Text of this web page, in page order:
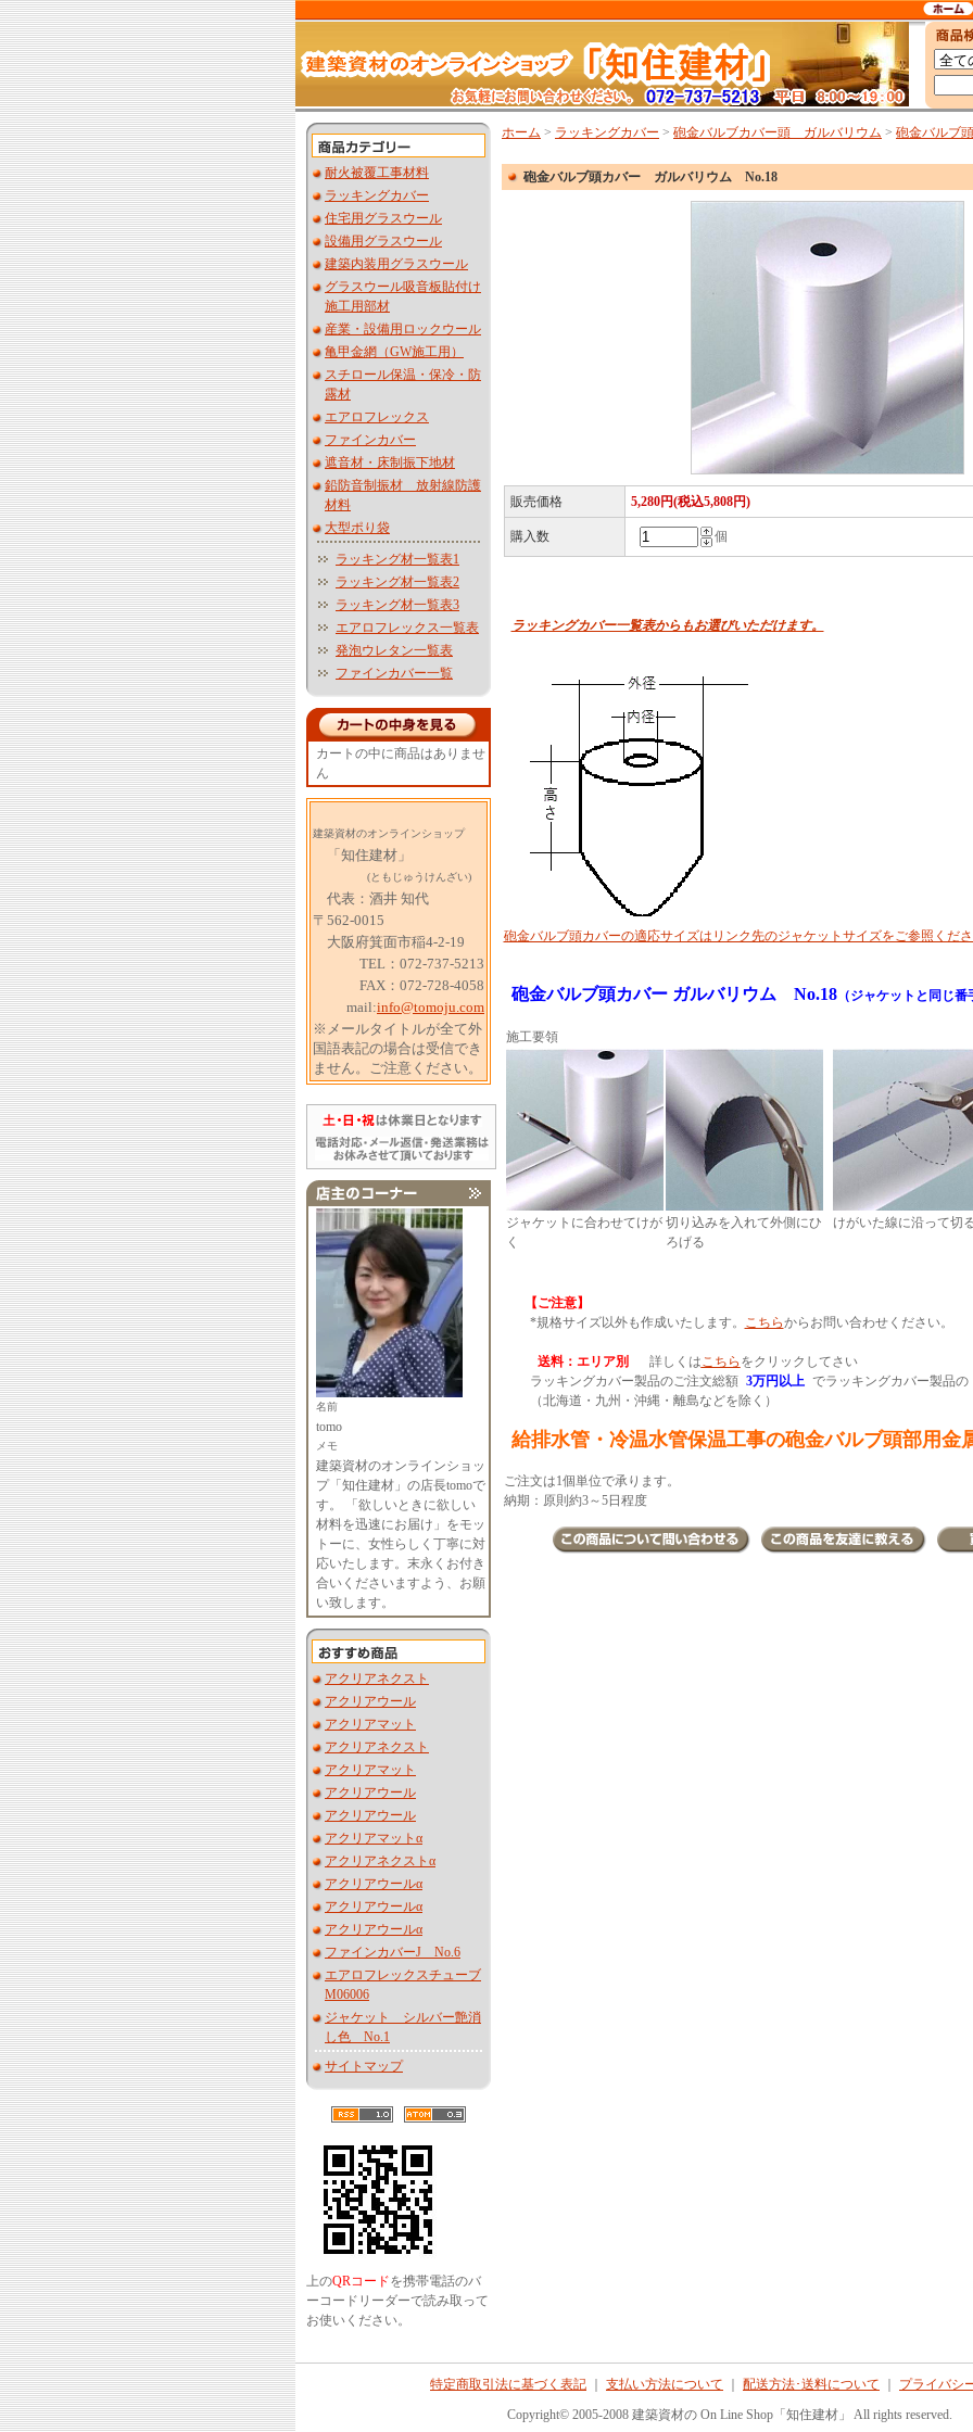
耐火被覆工事材料
ラッキングカバー
住宅用グラスウール
設備用グラスウール
建築内装用グラスウール
グラスウール吸音板貼付け
施工用部材
産業・設備用ロックウール
亀甲金網（GW施工用）
スチロール保温・保冷・防
露材
エアロフレックス
ファインカバー
遮音材・床制振下地材
鉛防音制振材 放射線防護
材料
大型ポり袋
ラッキング材一覧表1
ラッキング材一覧表2
ラッキング材一覧表3
エアロフレックス一覧表
発泡ウレタン一覧表
ファインカバー一覧
カートの中に商品はありませ
ん
建築資材のオンラインショップ
「知住建材」
(ともじゅうけんざい)
代表：酒井 知代
〒562-0015
大阪府箕面市稲4-2-19
TEL：072-737-5213
FAX：072-728-4058
mail:info@tomoju.com
※メールタイトルが全て外
国語表記の場合は受信でき
ません。ご注意ください。
名前
tomo
メモ
建築資材のオンラインショッ
プ「知住建材」の店長tomoで
す。 「欲しいときに欲しい
材料を迅速にお届け」をモッ
トーに、女性らしく丁寧に対
応いたします。末永くお付き
合いくださいますよう、お願
い致します。
アクリアネクスト
アクリアウール
アクリアマット
アクリアネクスト
アクリアマット
アクリアウール
アクリアウール
アクリアマットα
アクリアネクストα
アクリアウールα
アクリアウールα
アクリアウールα
ファインカバーJ No.6
エアロフレックスチューブ
M06006
ジャケット シルバー艶消
し色 No.1
サイトマップ
上のQRコードを携帯電話のバ
ーコードリーダーで読み取って
お使いください。
ホーム > ラッキングカバー > 砲金バルブカバー頭 ガルバリウム > 砲金バルブ
砲金バルブ頭カバー ガルバリウム No.18
販売価格 5,280円(税込5,808円)
購入数 個
ラッキングカバー一覧表からもお選びいただけます。
砲金バルブ頭カバーの適応サイズはリンク先のジャケットサイズをご参照くだ
砲金バルブ頭カバー ガルバリウム No.18（ジャケットと同じ
施工要領
ジャケットに合わせてけが
く
切り込みを入れて外側にひ
ろげる
けがいた線に沿って切
【ご注意】
*規格サイズ以外も作成いたします。
こちらからお問い合わせください。
送料：エリア別 詳しくはこちら をクリックしてさい
ラッキングカバー製品のご注文総額 3万円以上 でラッキングカバー製品の
（北海道・九州・沖縄・離島などを除く）
給排水管・冷温水管保温工事の砲金バルブ頭部用金
ご注文は1個単位で承ります。
納期：原則約3～5日程度
特定商取引法に基づく表記 支払い方法について 配送方法･送料について
プライバシ
Copyright© 2005-2008 建築資材の On Line Shop「知住建材」 All rights reserved.